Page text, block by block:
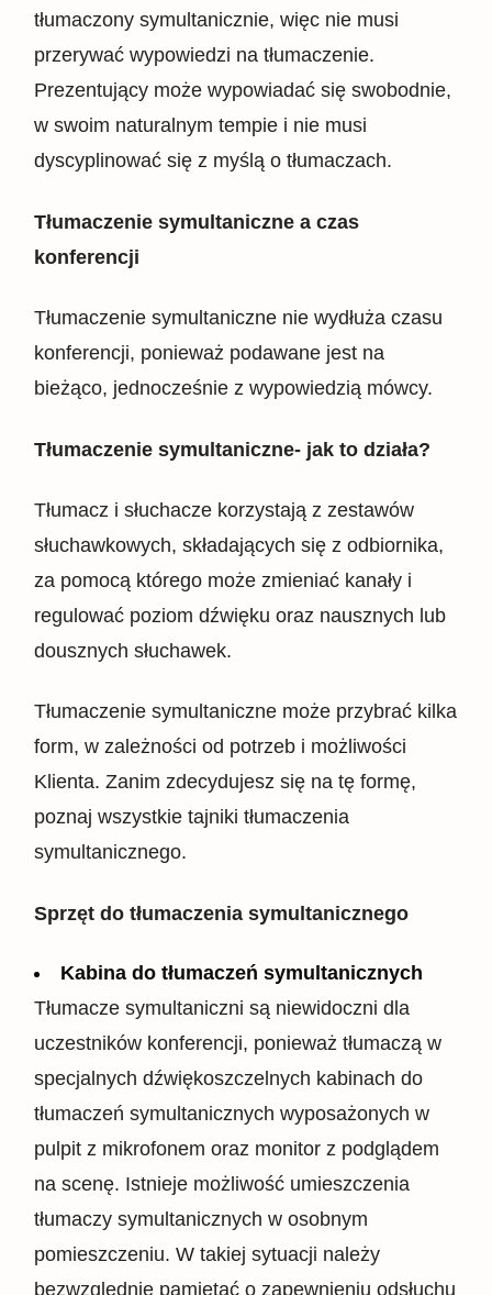
tłumaczony symultanicznie, więc nie musi
przerywać wypowiedzi na tłumaczenie.
Prezentujący może wypowiadać się swobodnie,
w swoim naturalnym tempie i nie musi
dyscyplinować się z myślą o tłumaczach.
Tłumaczenie symultaniczne a czas
konferencji
Tłumaczenie symultaniczne nie wydłuża czasu
konferencji, ponieważ podawane jest na
bieżąco, jednocześnie z wypowiedzią mówcy.
Tłumaczenie symultaniczne- jak to działa?
Tłumacz i słuchacze korzystają z zestawów
słuchawkowych, składających się z odbiornika,
za pomocą którego może zmieniać kanały i
regulować poziom dźwięku oraz nausznych lub
dousznych słuchawek.
Tłumaczenie symultaniczne może przybrać kilka
form, w zależności od potrzeb i możliwości
Klienta. Zanim zdecydujesz się na tę formę,
poznaj wszystkie tajniki tłumaczenia
symultanicznego.
Sprzęt do tłumaczenia symultanicznego
Kabina do tłumaczeń symultanicznych
Tłumacze symultaniczni są niewidoczni dla
uczestników konferencji, ponieważ tłumaczą w
specjalnych dźwiękoszczelnych kabinach do
tłumaczeń symultanicznych wyposażonych w
pulpit z mikrofonem oraz monitor z podglądem
na scenę. Istnieje możliwość umieszczenia
tłumaczy symultanicznych w osobnym
pomieszczeniu. W takiej sytuacji należy
bezwzględnie pamiętać o zapewnieniu odsłuchu